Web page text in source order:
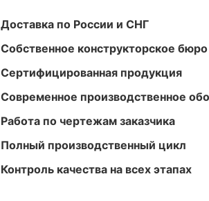
Доставка по России и СНГ
Собственное конструкторское бюро
Сертифицированная продукция
Современное производственное
Работа по чертежам заказчика
Полный производственный цикл
Контроль качества на всех этапах